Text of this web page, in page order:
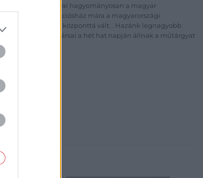
megbízhatóságával hagyományosan a magyar
BÁV Aukciósház mára a magyarországi
és árverési központtá vált. . Hazánk legnagyobb
munkatársai a hét hat napján állnak a műtárgyat